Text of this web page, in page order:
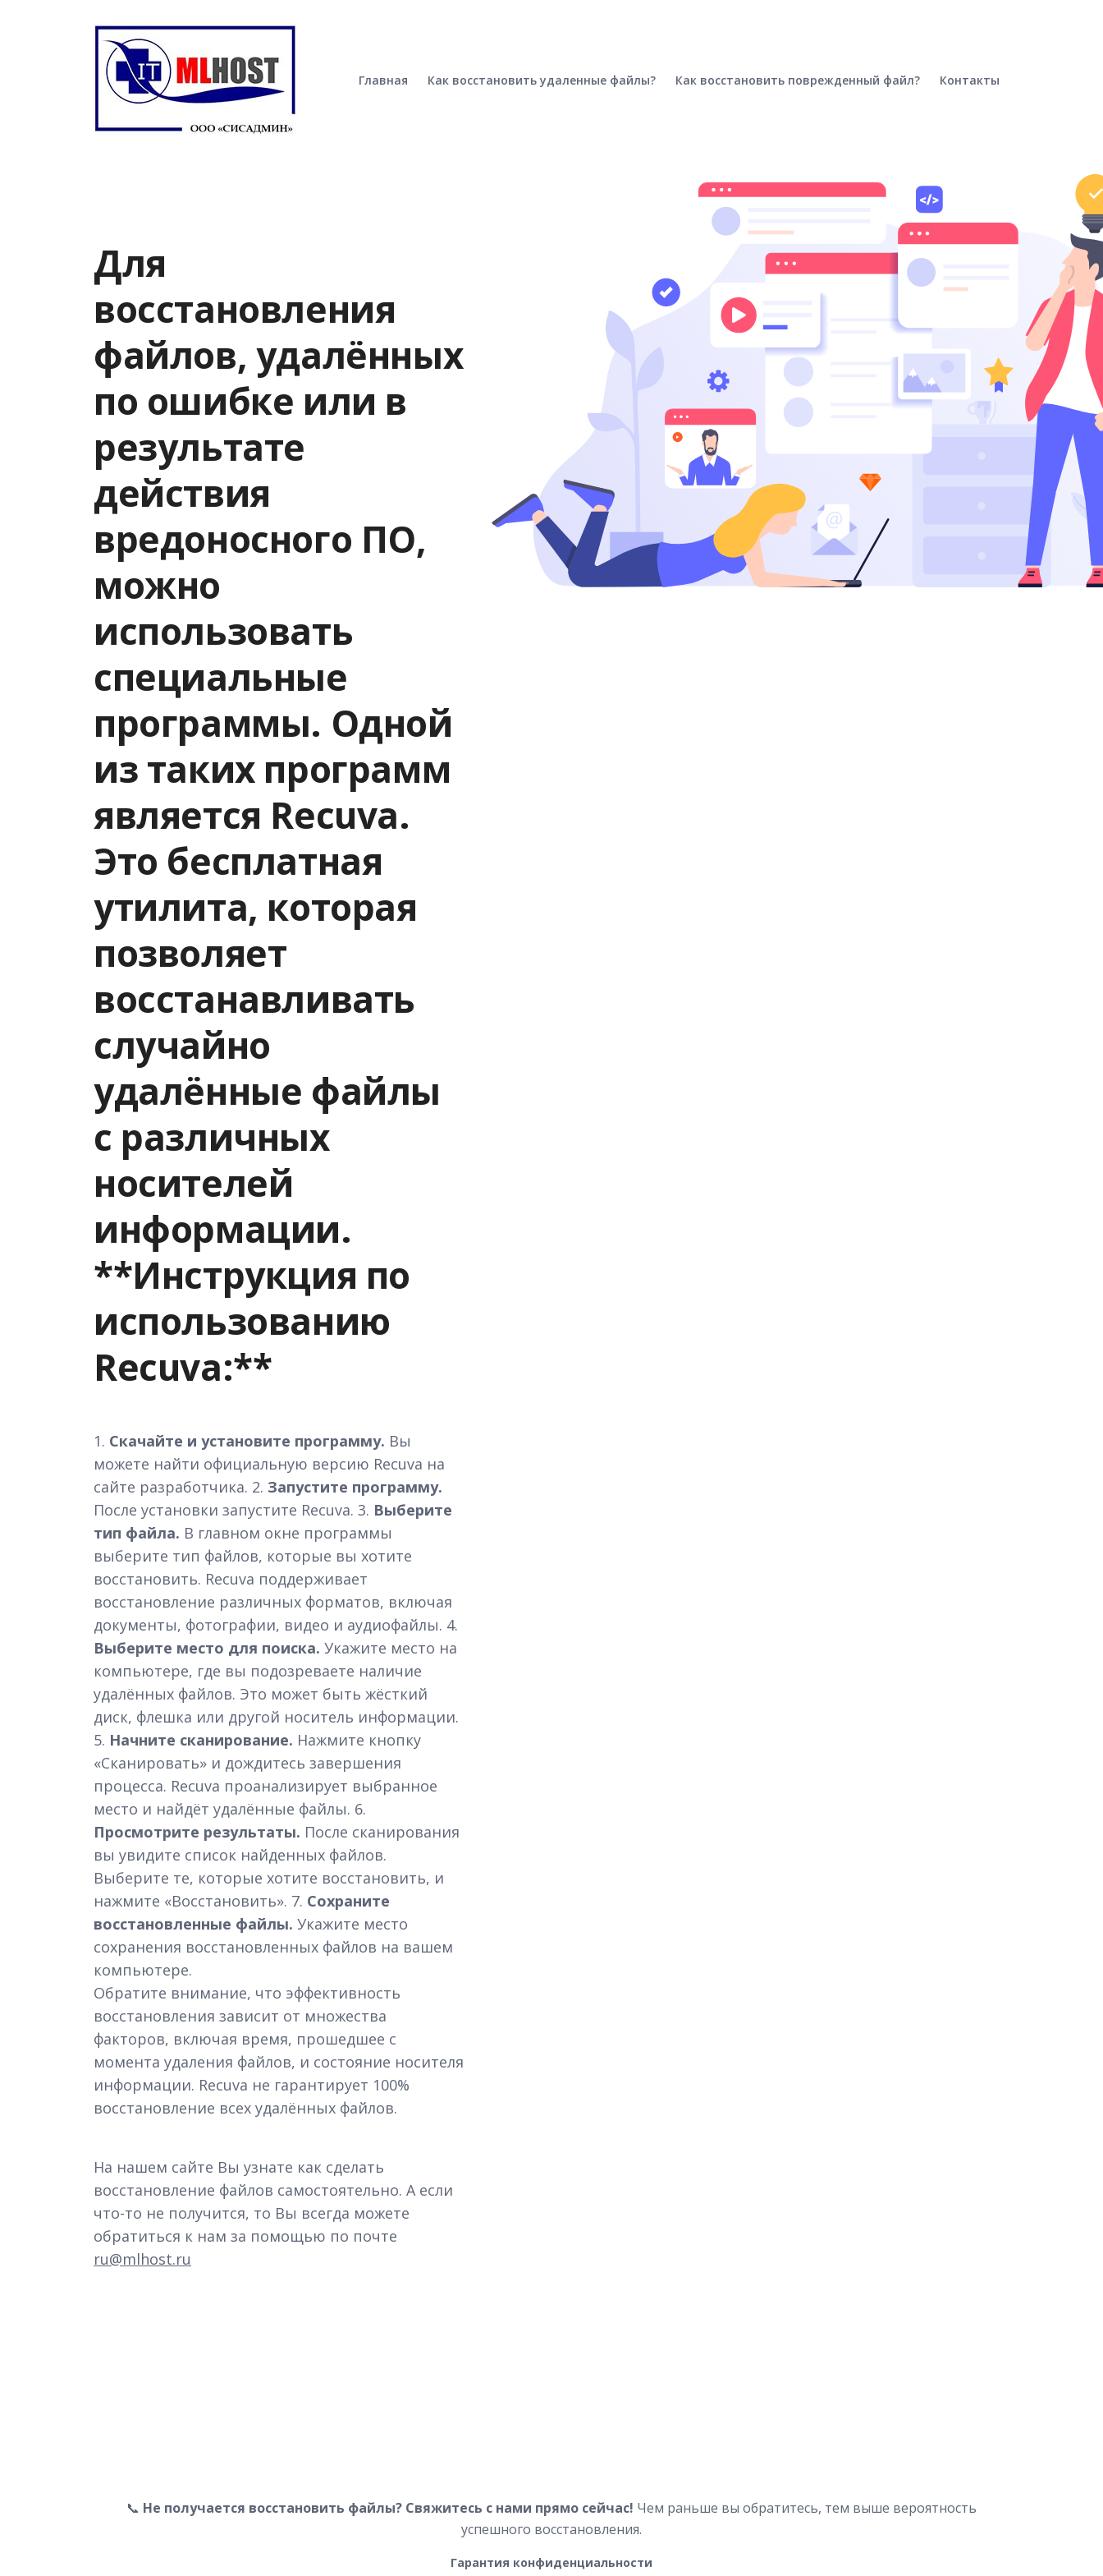
Главная Как восстановить удаленные файлы? Как восстановить поврежденный файл? Контакты
Для
восстановления
файлов, удалённых
по ошибке или в
результате
действия
вредоносного ПО,
можно
использовать
специальные
программы. Одной
из таких программ
является Recuva.
Это бесплатная
утилита, которая
позволяет
восстанавливать
случайно
удалённые файлы
с различных
носителей
информации.
**Инструкция по
использованию
Recuva:**
1. Скачайте и установите программу. Вы
можете найти официальную версию Recuva на
сайте разработчика. 2. Запустите программу.
После установки запустите Recuva. 3. Выберите
тип файла. В главном окне программы
выберите тип файлов, которые вы хотите
восстановить. Recuva поддерживает
восстановление различных форматов, включая
документы, фотографии, видео и аудиофайлы. 4.
Выберите место для поиска. Укажите место на
компьютере, где вы подозреваете наличие
удалённых файлов. Это может быть жёсткий
диск, флешка или другой носитель информации.
5. Начните сканирование. Нажмите кнопку
«Сканировать» и дождитесь завершения
процесса. Recuva проанализирует выбранное
место и найдёт удалённые файлы. 6.
Просмотрите результаты. После сканирования
вы увидите список найденных файлов.
Выберите те, которые хотите восстановить, и
нажмите «Восстановить». 7. Сохраните
восстановленные файлы. Укажите место
сохранения восстановленных файлов на вашем
компьютере.
Обратите внимание, что эффективность
восстановления зависит от множества
факторов, включая время, прошедшее с
момента удаления файлов, и состояние носителя
информации. Recuva не гарантирует 100%
восстановление всех удалённых файлов.
На нашем сайте Вы узнате как сделать
восстановление файлов самостоятельно. А если
что-то не получится, то Вы всегда можете
обратиться к нам за помощью по почте
ru@mlhost.ru
📞 Не получается восстановить файлы? Свяжитесь с нами прямо сейчас! Чем раньше вы обратитесь, тем выше вероятность
успешного восстановления.
Гарантия конфиденциальности